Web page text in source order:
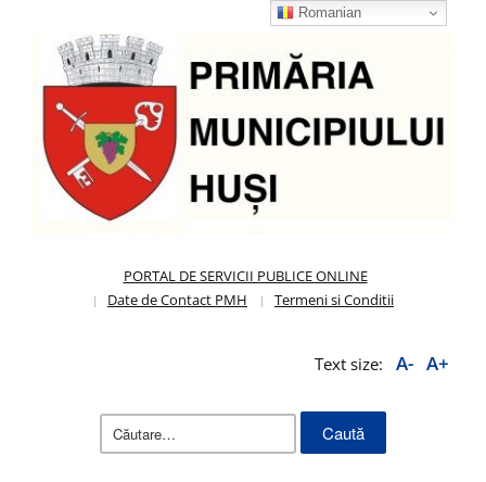
PORTAL DE SERVICII PUBLICE ONLINE
Date de Contact PMH
Termeni si Conditii
Text size: A- A+
Caută
Romanian